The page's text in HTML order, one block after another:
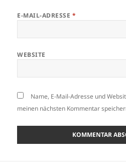
E-MAIL-ADRESSE *
WEBSITE
Name, E-Mail-Adresse und
meinen nächsten Kommentar